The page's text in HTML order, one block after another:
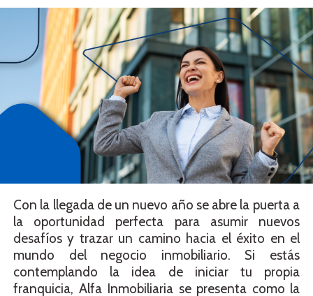
Con la llegada de un nuevo año se abre la puerta a
la oportunidad perfecta para asumir nuevos
desafíos y trazar un camino hacia el éxito en el
mundo del negocio inmobiliario. Si estás
contemplando la idea de iniciar tu propia
franquicia, Alfa Inmobiliaria se presenta como la